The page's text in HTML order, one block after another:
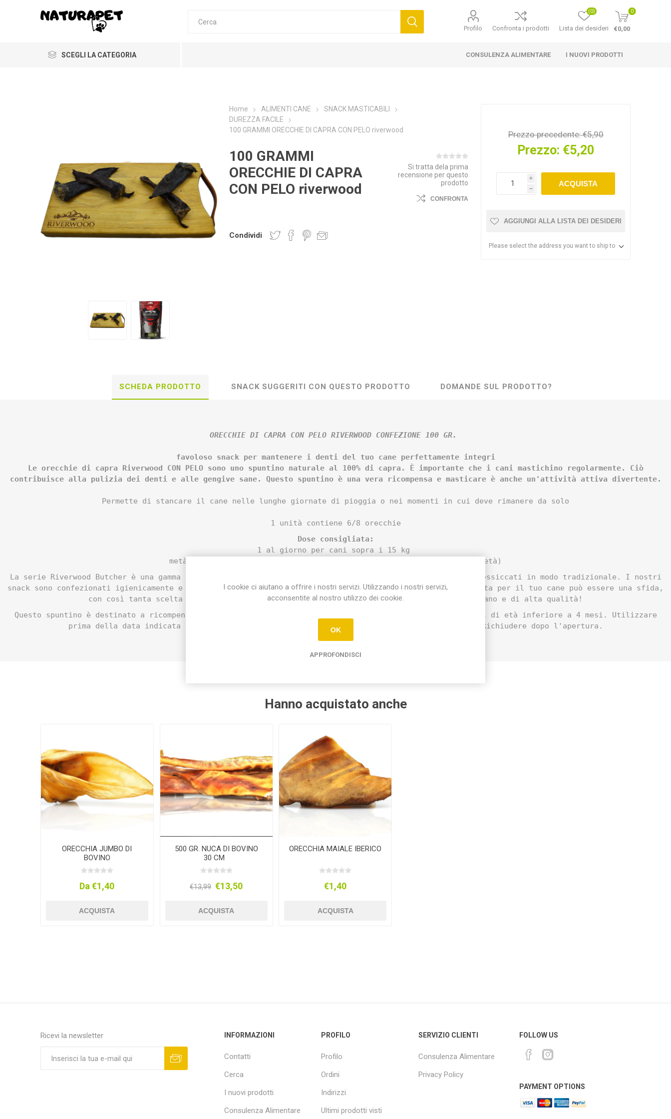
Profilo Confronta i prodotti Lista dei desideri
(0) 0
€0,00
SCEGLI LA CATEGORIA CONSULENZA ALIMENTARE I NUOVI PRODOTTI
Home ALIMENTI CANE
SNACK MASTICABILI
DUREZZA FACILE
100 GRAMMI ORECCHIE DI CAPRA CON PELO riverwood
100 GRAMMI
ORECCHIE DI CAPRA
CON PELO riverwood
Si tratta dela prima
recensione per questo
prodotto
CONFRONTA
Condividi
Prezzo precedente:€5,90
Prezzo: €5,20
i
h
ACQUISTA
AGGIUNGI ALLA LISTA DEI DESIDERI
Please select the address you want to ship to
SCHEDA PRODOTTO SNACK SUGGERITI CON QUESTO PRODOTTO DOMANDE SUL PRODOTTO?
ORECCHIE DI CAPRA CON PELO RIVERWOOD CONFEZIONE 100 GR.
favoloso snack per mantenere i denti del tuo cane perfettamente integri
Le orecchie di capra Riverwood CON PELO sono uno spuntino naturale al 100% di capra. È importante che i cani mastichino regolarmente. Ciò
contribuisce alla pulizia dei denti e alle gengive sane. Questo spuntino è una vera ricompensa e masticare è anche un'attività attiva divertente.
Permette di stancare il cane nelle lunghe giornate di pioggia o nei momenti in cui deve rimanere da solo
1 unità contiene 6/8 orecchie
Dose consigliata:
1 al giorno per cani sopra i 15 kg
metà al giorno per cani sotto i 15 kg (togliere una volta arrivati a metà)
La serie Riverwood Butcher è una gamma completa di prodotti da masticare naturali al 100% che sono stati essiccati in modo tradizionale. I nostri
snack sono confezionati igienicamente e selezionati per la loro composizione naturale. Fare la scelta giusta per il tuo cane può essere una sfida,
con così tanta scelta sul mercato. Se scegli Riverwood, hai la certezza di un prodotto sano e di alta qualità!
Questo spuntino è destinato a ricompensa, non da utilizzare come alimento completo. Non adatto a cuccioli di età inferiore a 4 mesi. Utilizzare
prima della data indicata sulla confezione. Conservare in un luogo asciutto, buio e fresco. Richiudere dopo l'apertura.
Hanno acquistato anche
ORECCHIA JUMBO DI
BOVINO
Da €1,40
ACQUISTA
500 GR. NUCA DI BOVINO
30 CM
€13,99 €13,50
ACQUISTA
ORECCHIA MAIALE IBERICO
€1,40
ACQUISTA
Ricevi la newsletter INFORMAZIONI
Contatti
Cerca
I nuovi prodotti
Consulenza Alimentare
PROFILO
Profilo
Ordini
Indirizzi
Ultimi prodotti visti
SERVIZIO CLIENTI
Consulenza Alimentare
Privacy Policy
FOLLOW US
PAYMENT OPTIONS
I cookie ci aiutano a offrire i nostri servizi. Utilizzando i nostri servizi,
acconsentite al nostro utilizzo dei cookie.
OK
APPROFONDISCI